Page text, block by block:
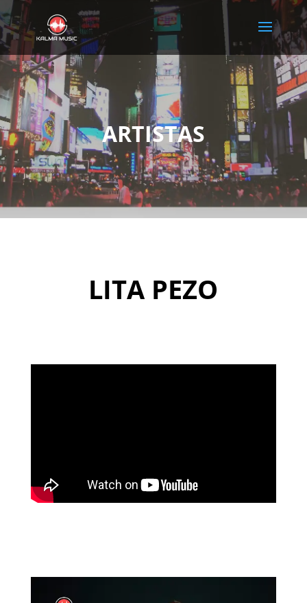
ARTISTAS
LITA PEZO